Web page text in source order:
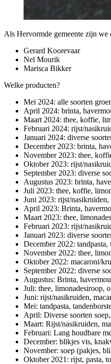
Als Hervormde gemeente zijn we
Gerard Koorevaar
Nel Mourik
Marisca Bikker
Welke producten?
Mei 2024: alle soorten
April 2024: brinta,
Maart 2024: thee, koffie,
Februari 2024: rijst/
Januari 2024: diverse
December 2023: brinta,
November 2023: thee,
Oktober 2023: rijst/
September 2023: diverse
Augustus 2023: brinta,
Juli 2023: thee, koffie,
Juni 2023: rijst/
April 2023: Brinta,
Maart 2023: thee,
Februari 2023: rijst/
Januari 2023: diverse
December 2022:
November 2022: thee,
Oktober 2022: macaroni/
September 2022: diverse
Augustus: Brinta,
Juli: thee, limonadesiroop,
Juni: rijst/nasikruiden,
Mei: tandpasta,
April: Diverse soorten
Maart: Rijst/nasikruiden,
Februari: Lang houdbare
December: blikjes vis,
November: soep (pakjes,
Oktober 2021: rijst, pasta,